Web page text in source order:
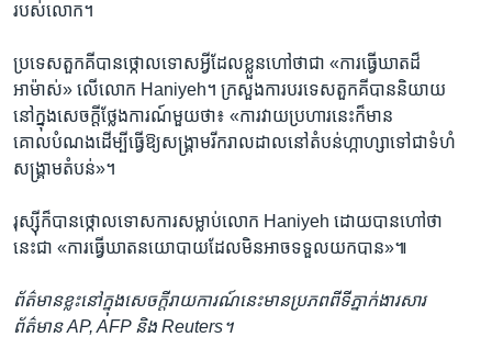
របស់​លោក។
ប្រទេស​តួកគី​បាន​ថ្កោលទោស​អ្វី​ដែល​ខ្លួន​ហៅ​ថា​ជា​ «ការ​ធ្វើ​ឃាត​ដ៏​
អាម៉ាស់‍» លើ​លោក Haniyeh។ ក្រសួង​ការបរទេស​តួកគី​បាន​និយាយ​
នៅ​ក្នុង​សេចក្តី​ថ្លែងការណ៍​មួយ​ថា៖ «ការ​វាយប្រហារ​នេះ​ក៏​មាន​
គោលបំណង​ដើម្បី​ធ្វើ​ឱ្យ​សង្រ្គាម​រីករាលដាល​នៅ​តំបន់​ហ្កាហ្សា​ទៅ​ជា​ទំហំ​
សង្គ្រាមតំបន់‍»។
រុស្ស៊ី​ក៏បាន​ថ្កោលទោស​ការ​សម្លាប់​លោក Haniyeh ដោយ​បាន​ហៅថា​
នេះ​ជា «ការធ្វើ​ឃាត​នយោបាយ​ដែល​មិន​អាច​ទទួល​យក​បាន»៕
ព័ត៌មាន​ខ្លះ​នៅ​ក្នុង​សេចក្តី​រាយការណ៍​នេះ​មាន​ប្រភព​ពី​ទី​ភ្នាក់ងារ​សារ
ព័ត៌មានAP, AFP​ និង Reuters។